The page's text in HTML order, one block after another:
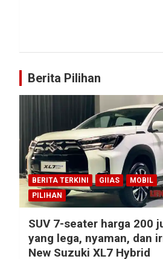
Berita Pilihan
BERITA TERKINI GIIAS
MOBIL
PILIHAN
SUV 7-seater harga 200
yang lega, nyaman, dan
New Suzuki XL7 Hybrid